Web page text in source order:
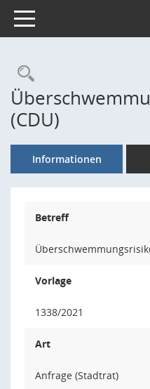
Toggle navigation
(CDU)
Informationen
Betreff
Vorlage
1338/2021
Art
Anfrage (Stadtrat)